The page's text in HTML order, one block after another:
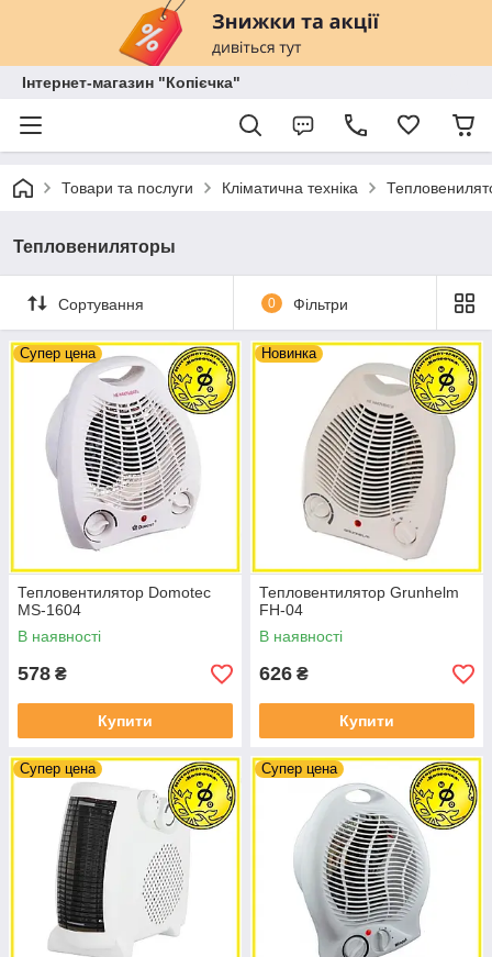
Інтернет-магазин "Копієчка"
Товари та послуги Кліматична техніка
Тепловениляторы
Сортування 0 Фільтри
Супер цена
Тепловентилятор Domotec
MS-1604
В наявності
578 ₴
Купити
Новинка
Тепловентилятор Grunhelm
FH-04
В наявності
626 ₴
Купити
Супер цена Супер цена